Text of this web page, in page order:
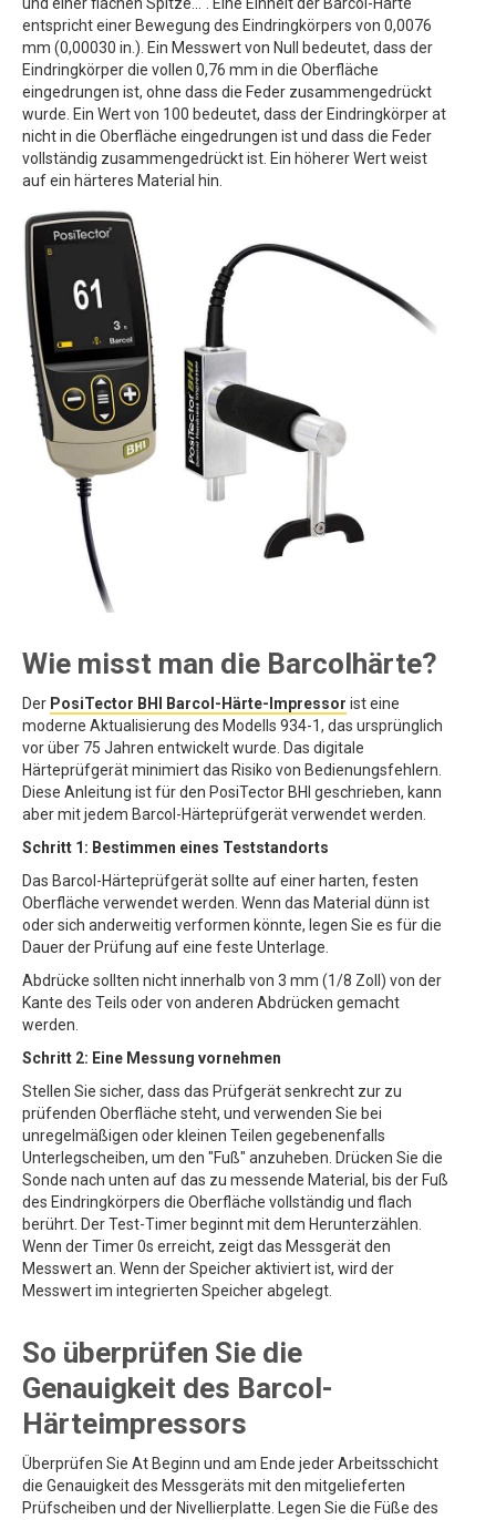
entspricht einer Bewegung des Eindringkörpers von 0,0076
mm (0,00030 in.). Ein Messwert von Null bedeutet, dass der
Eindringkörper die vollen 0,76 mm in die Oberfläche
eingedrungen ist, ohne dass die Feder zusammengedrückt
wurde. Ein Wert von 100 bedeutet, dass der Eindringkörper at
nicht in die Oberfläche eingedrungen ist und dass die Feder
vollständig zusammengedrückt ist. Ein höherer Wert weist
auf ein härteres Material hin.
Wie misst man die Barcolhärte?
Der PosiTector BHI Barcol-Härte-Impressor ist eine
moderne Aktualisierung des Modells 934-1, das ursprünglich
vor über 75 Jahren entwickelt wurde. Das digitale
Härteprüfgerät minimiert das Risiko von Bedienungsfehlern.
Diese Anleitung ist für den PosiTector BHI geschrieben, kann
aber mit jedem Barcol-Härteprüfgerät verwendet werden.
Schritt 1: Bestimmen eines Teststandorts
Das Barcol-Härteprüfgerät sollte auf einer harten, festen
Oberfläche verwendet werden. Wenn das Material dünn ist
oder sich anderweitig verformen könnte, legen Sie es für die
Dauer der Prüfung auf eine feste Unterlage.
Abdrücke sollten nicht innerhalb von 3 mm (1/8 Zoll) von der
Kante des Teils oder von anderen Abdrücken gemacht
werden.
Schritt 2: Eine Messung vornehmen
Stellen Sie sicher, dass das Prüfgerät senkrecht zur zu
prüfenden Oberfläche steht, und verwenden Sie bei
unregelmäßigen oder kleinen Teilen gegebenenfalls
Unterlegscheiben, um den "Fuß" anzuheben. Drücken Sie die
Sonde nach unten auf das zu messende Material, bis der Fuß
des Eindringkörpers die Oberfläche vollständig und flach
berührt. Der Test-Timer beginnt mit dem Herunterzählen.
Wenn der Timer 0s erreicht, zeigt das Messgerät den
Messwert an. Wenn der Speicher aktiviert ist, wird der
Messwert im integrierten Speicher abgelegt.
So überprüfen Sie die
Genauigkeit des Barcol-
Härteimpressors
Überprüfen Sie At Beginn und am Ende jeder Arbeitsschicht
die Genauigkeit des Messgeräts mit den mitgelieferten
Prüfscheiben und der Nivellierplatte. Legen Sie die Füße des